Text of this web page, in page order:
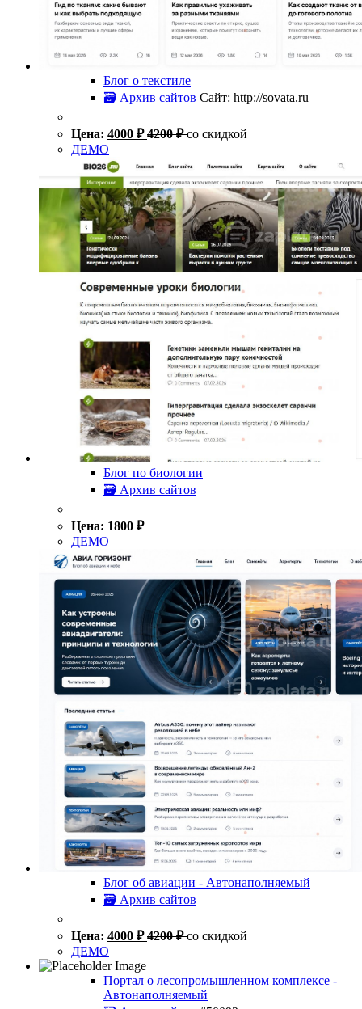
Блог о текстиле
🗃 Архив сайтов Сайт: http://sovata.ru
Цена: 4000 ₽ 4200₽ со скидкой
ДЕМО
Блог по биологии
🗃 Архив сайтов
Цена: 1800 ₽
ДЕМО
Блог об авиации - Автонаполняемый
🗃 Архив сайтов
Цена: 4000 ₽ 4200₽ со скидкой
ДЕМО
Портал о лесопромышленном комплексе -
Автонаполняемый